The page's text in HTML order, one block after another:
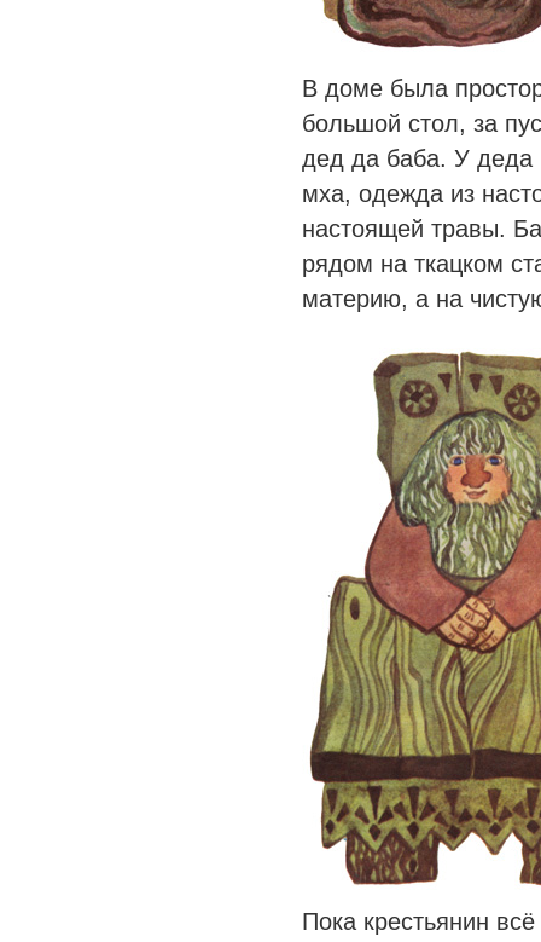
В доме была
большой стол, за
дед да баба. У деда
мха, одежда из
настоящей травы.
рядом на ткацком
материю, а на
Пока крестьянин